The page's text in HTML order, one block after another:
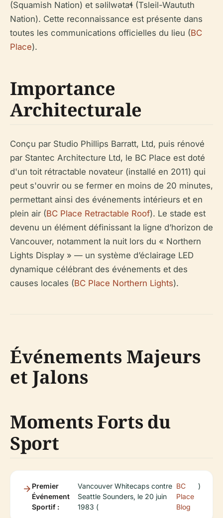
(Squamish Nation) et səlilwətaɬ (Tsleil-Waututh
Nation). Cette reconnaissance est présente dans
toutes les communications officielles du lieu (BC
Place).
Importance
Architecturale
Conçu par Studio Phillips Barratt, Ltd, puis rénové
par Stantec Architecture Ltd, le BC Place est doté
d'un toit rétractable novateur (installé en 2011) qui
peut s'ouvrir ou se fermer en moins de 20 minutes,
permettant ainsi des événements intérieurs et en
plein air (BC Place Retractable Roof). Le stade est
devenu un élément définissant la ligne d’horizon de
Vancouver, notamment la nuit lors du « Northern
Lights Display » — un système d’éclairage LED
dynamique célébrant des événements et des
causes locales (BC Place Northern Lights).
Événements Majeurs
et Jalons
Moments Forts du
Sport
Premier
Événement
Sportif :
Vancouver Whitecaps contre
Seattle Sounders, le 20 juin
1983 (
BC
Place
Blog
)